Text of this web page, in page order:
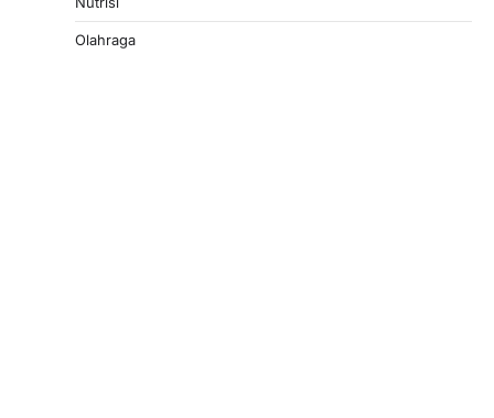
Olahraga